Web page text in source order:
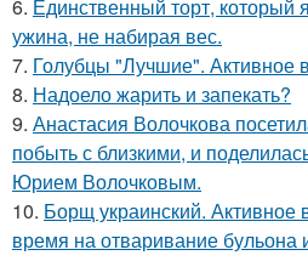
6. Единственный торт, который
ужина, не набирая вес.
7. Голубцы "Лучшие". Активное
8. Надоело жарить и запекать?
9. Анастасия Волочкова
побыть с близкими, и
Юрием Волочковым.
10. Борщ украинский. Активное
время на отваривание бульона